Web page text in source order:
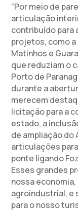
“Por meio de
articulação
contribuído para
projetos, como
Matinhos e
que reduziam o
Porto de
durante a
merecem
licitação para a
estado, a
de ampliação do
articulações
ponte ligando
Esses grandes
nossa
agroindustrial, e
para o nosso